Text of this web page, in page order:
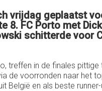
vrijdag geplaatst
FC Porto met
schitterde voor
treffen in de finales
voorronden naar het
België en als beste